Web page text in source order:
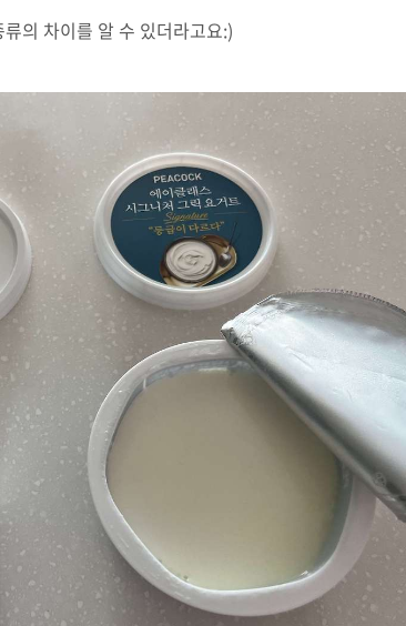
의 차이를 알 수 있더라고요:)